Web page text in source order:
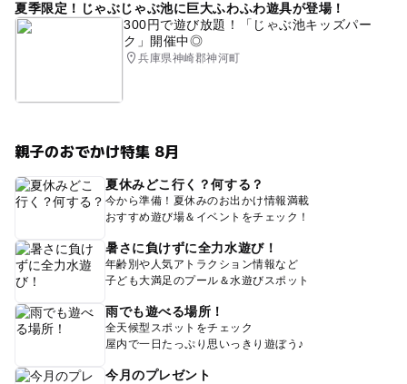
夏季限定！じゃぶじゃぶ池に巨大ふわふわ遊具が登場！
300円で遊び放題！「じゃぶ池キッズパー
ク」開催中◎
兵庫県神崎郡神河町
親子のおでかけ特集 8月
夏休みどこ行く？何する？
今から準備！夏休みのお出かけ情報満載
おすすめ遊び場＆イベントをチェック！
暑さに負けずに全力水遊び！
年齢別や人気アトラクション情報など
子ども大満足のプール＆水遊びスポット
雨でも遊べる場所！
全天候型スポットをチェック
屋内で一日たっぷり思いっきり遊ぼう♪
今月のプレゼント